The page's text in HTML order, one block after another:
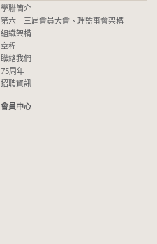
學聯簡介
第六十三屆會員大會、理監事會架構
組織架構
章程
聯絡我們
75周年
招聘資訊
會員中心